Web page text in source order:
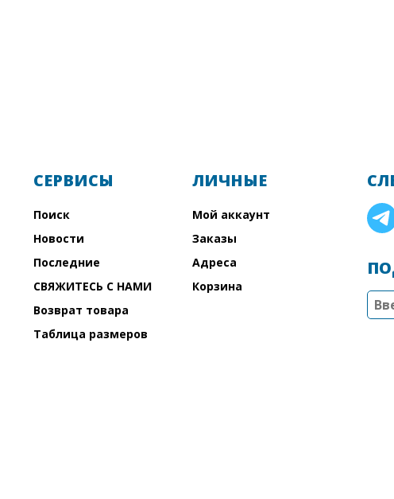
СЕРВИСЫ
Поиск
Новости
Последние
СВЯЖИТЕСЬ С НАМИ
Возврат товара
Таблица размеров
ЛИЧНЫЕ
Мой аккаунт
Заказы
Адреса
Корзина